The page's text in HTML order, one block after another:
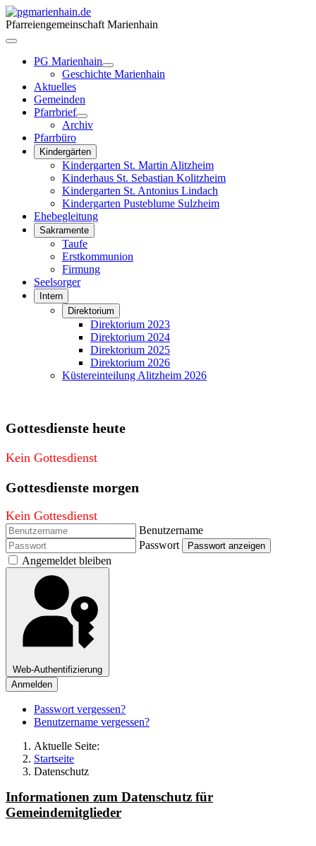
Pfarreiengemeinschaft Marienhain
PG Marienhain
Geschichte Marienhain
Aktuelles
Gemeinden
Pfarrbrief
Archiv
Pfarrbüro
Kindergärten
Kindergarten St. Martin Alitzheim
Kinderhaus St. Sebastian Kolitzheim
Kindergarten St. Antonius Lindach
Kindergarten Pusteblume Sulzheim
Ehebegleitung
Sakramente
Taufe
Erstkommunion
Firmung
Seelsorger
Intern
Direktorium
Direktorium 2023
Direktorium 2024
Direktorium 2025
Direktorium 2026
Küstereinteilung Alitzheim 2026
Gottesdienste heute
Kein Gottesdienst
Gottesdienste morgen
Kein Gottesdienst
Benutzername
Passwort
Passwort anzeigen
Angemeldet bleiben
Web-Authentifizierung
Anmelden
Passwort vergessen?
Benutzername vergessen?
Aktuelle Seite:
Startseite
Datenschutz
Informationen zum Datenschutz für
Gemeindemitglieder